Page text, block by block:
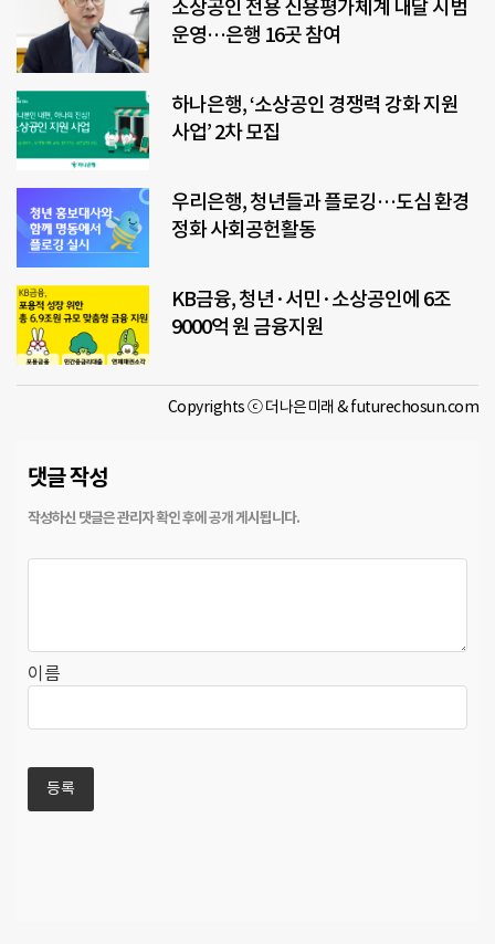
소상공인 전용 신용평가체계 내달 시범
운영…은행 16곳 참여
하나은행, ‘소상공인 경쟁력 강화 지원
사업’ 2차 모집
우리은행, 청년들과 플로깅…도심 환경
정화 사회공헌활동
KB금융, 청년·서민·소상공인에 6조
9000억 원 금융지원
Copyrights ⓒ 더나은미래 & futurechosun.com
댓글 작성
이름